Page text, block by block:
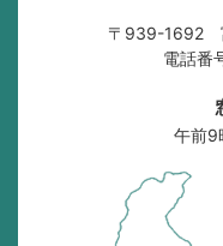
〒939-1692
電話番
午前9